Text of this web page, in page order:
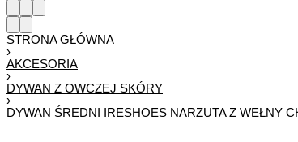
STRONA GŁÓWNA
›
AKCESORIA
›
DYWAN Z OWCZEJ SKÓRY
›
DYWAN ŚREDNI IRESHOES NARZUTA Z WEŁNY